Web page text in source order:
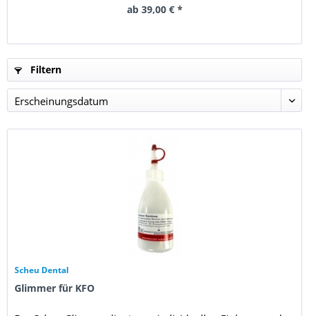
ab 39,00 € *
Filtern
Scheu Dental
Glimmer für KFO